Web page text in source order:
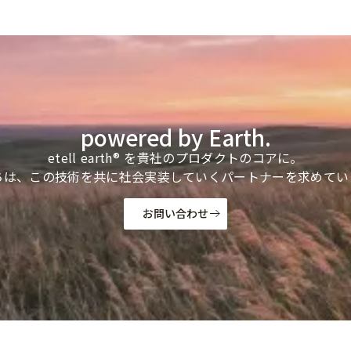
powered by Earth.
etell earth® を貴社のプロダクトのコアに。
、この技術を共に社会実装していくパートナーを求めて
お問い合わせ